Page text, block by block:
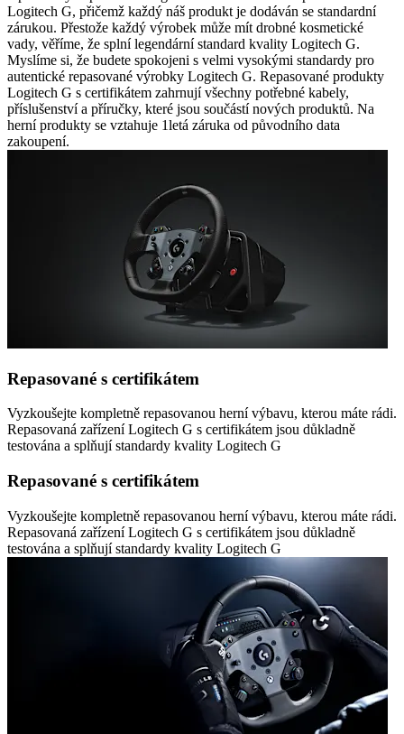
Logitech G, přičemž každý náš produkt je dodáván se standardní
zárukou. Přestože každý výrobek může mít drobné kosmetické
vady, věříme, že splní legendární standard kvality Logitech G.
Myslíme si, že budete spokojeni s velmi vysokými standardy pro
autentické repasované výrobky Logitech G. Repasované produkty
Logitech G s certifikátem zahrnují všechny potřebné kabely,
příslušenství a příručky, které jsou součástí nových produktů. Na
herní produkty se vztahuje 1letá záruka od původního data
zakoupení.
Repasované s certifikátem
Vyzkoušejte kompletně repasovanou herní výbavu, kterou máte rádi.
Repasovaná zařízení Logitech G s certifikátem jsou důkladně
testována a splňují standardy kvality Logitech G
Repasované s certifikátem
Vyzkoušejte kompletně repasovanou herní výbavu, kterou máte rádi.
Repasovaná zařízení Logitech G s certifikátem jsou důkladně
testována a splňují standardy kvality Logitech G